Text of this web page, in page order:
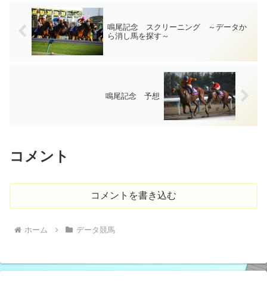
鳴尾記念 スクリーニング ～データか
ら消し馬を探す～
鳴尾記念 予想
コメント
コメントを書き込む
ホーム データ競馬